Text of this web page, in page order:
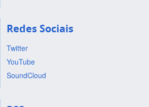
Redes Sociais
Twitter
YouTube
SoundCloud